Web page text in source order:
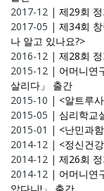
2017-12 | 제29회
2017-05 | 제34회
나 알고 있나요?>
2016-12 | 제28회
2015-12 | 어머니연
살리다」 출간
2015-10 | <알트루
2015-05 | 심리학교
2015-01 | <난민과
2014-12 | <정신건
2014-12 | 제26회
2014-12 | 어머니연
았다니!」 출간